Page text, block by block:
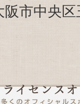
市中央